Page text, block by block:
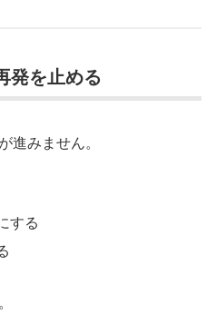
発を止める
進みません。
する